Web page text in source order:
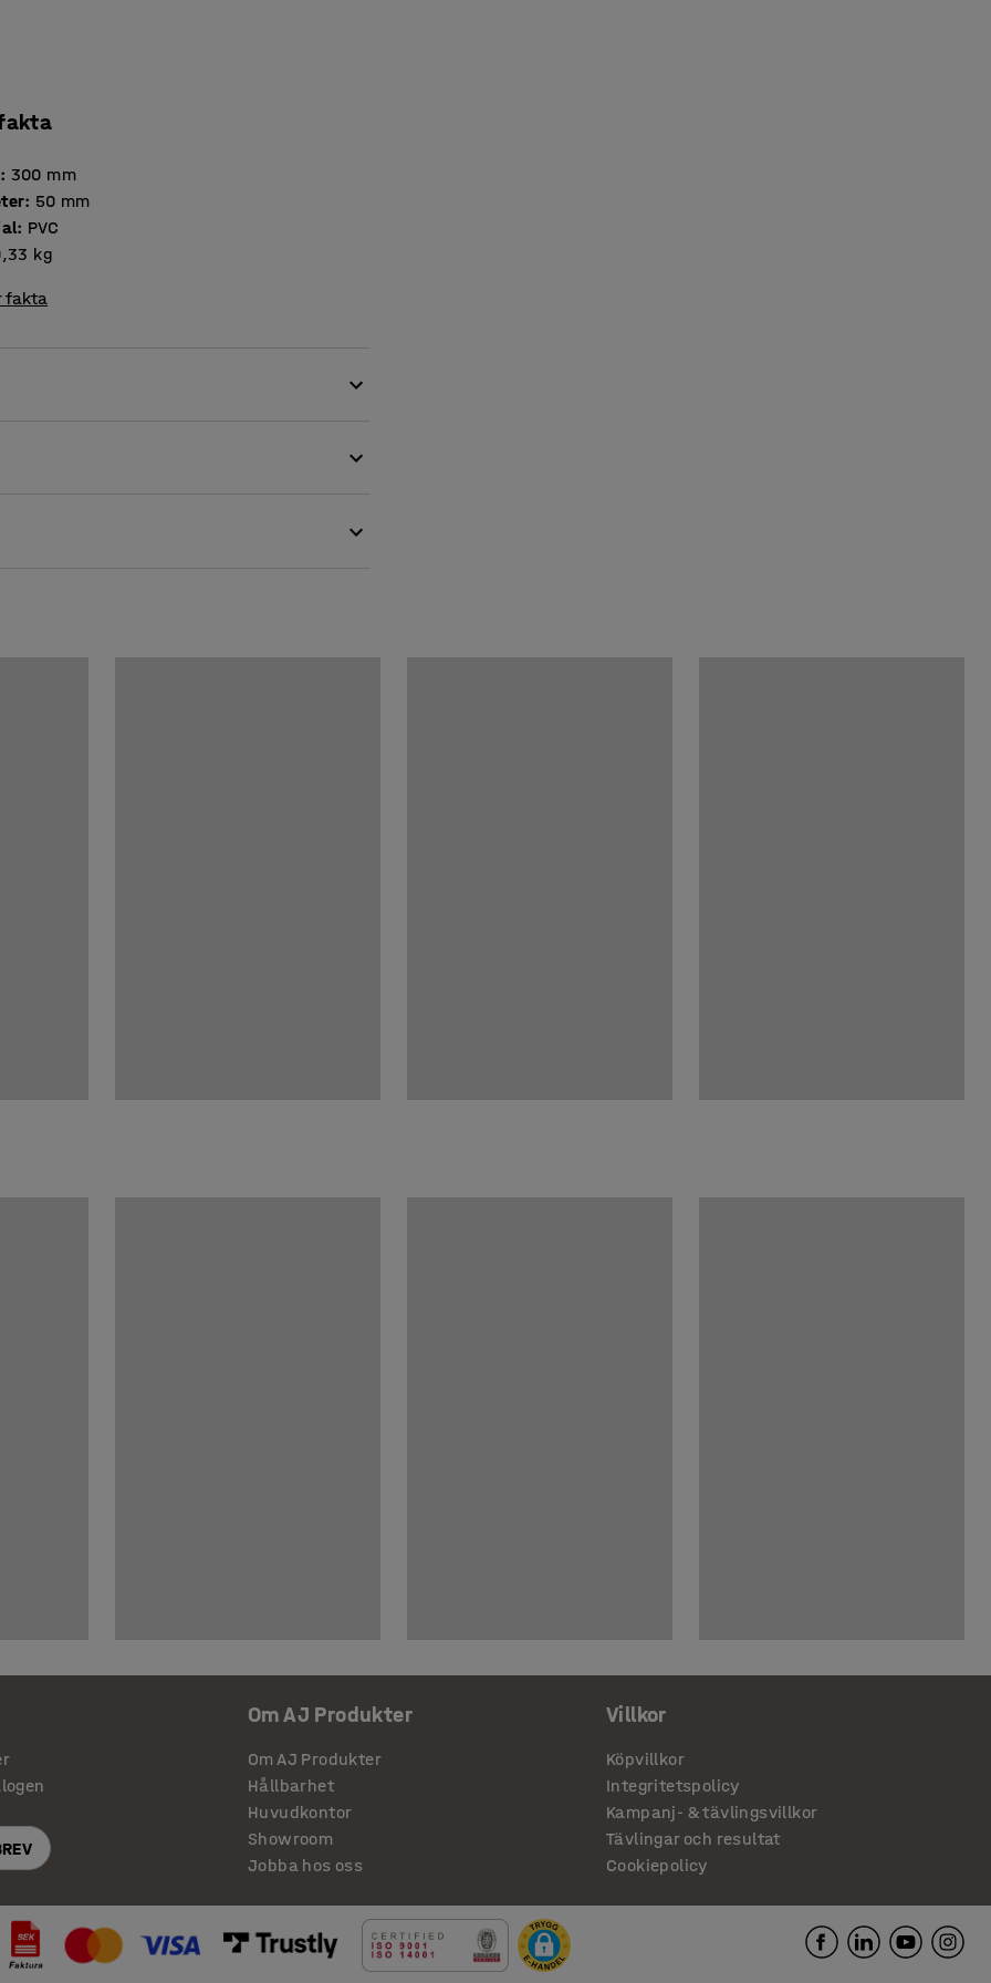
: 300 mm
: 50 mm
: PVC
kg
fakta
Om AJ Produkter
Om AJ Produkter
Hållbarhet
Huvudkontor
Showroom
Jobba hos oss
Villkor
Köpvillkor
Integritetspolicy
Kampanj- & tävlingsvillkor
Tävlingar och resultat
Cookiepolicy